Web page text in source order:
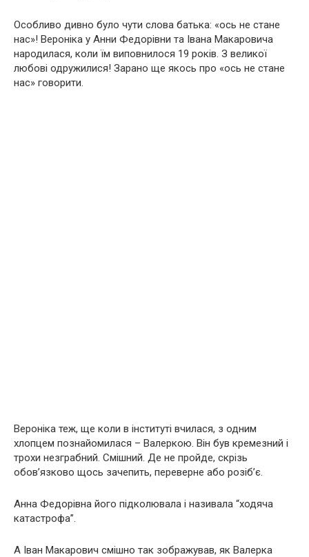
Особливо дивно було чути слова батька: «ось не стане
нас»! Вероніка у Анни Федорівни та Івана Макаровича
народилася, коли їм виповнилося 19 років. З великої
любові одружилися! Зарано ще якось про «ось не стане
нас» говорити.
Вероніка теж, ще коли в інституті вчилася, з одним
хлопцем познайомилася – Валеркою. Він був кремезний і
трохи незграбний. Смішний. Де не пройде, скрізь
обов’язково щось зачепить, переверне або розіб’є.
Анна Федорівна його підколювала і називала “ходяча
катастрофа”.
А Іван Макарович смішно так зображував, як Валерка